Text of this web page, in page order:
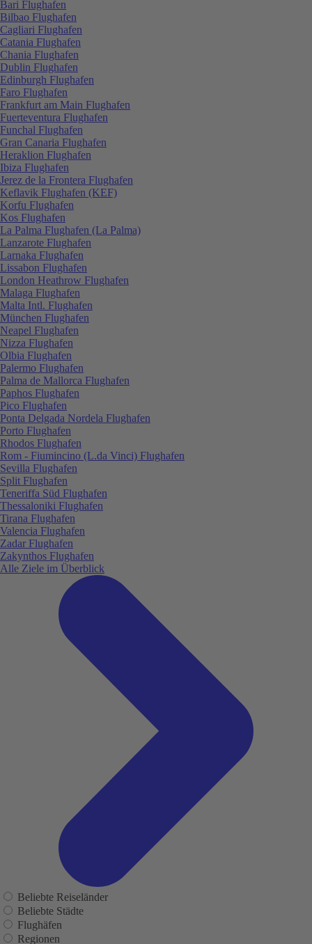
Bari Flughafen
Bilbao Flughafen
Cagliari Flughafen
Catania Flughafen
Chania Flughafen
Dublin Flughafen
Edinburgh Flughafen
Faro Flughafen
Frankfurt am Main Flughafen
Fuerteventura Flughafen
Funchal Flughafen
Gran Canaria Flughafen
Heraklion Flughafen
Ibiza Flughafen
Jerez de la Frontera Flughafen
Keflavik Flughafen (KEF)
Korfu Flughafen
Kos Flughafen
La Palma Flughafen (La Palma)
Lanzarote Flughafen
Larnaka Flughafen
Lissabon Flughafen
London Heathrow Flughafen
Malaga Flughafen
Malta Intl. Flughafen
München Flughafen
Neapel Flughafen
Nizza Flughafen
Olbia Flughafen
Palermo Flughafen
Palma de Mallorca Flughafen
Paphos Flughafen
Pico Flughafen
Ponta Delgada Nordela Flughafen
Porto Flughafen
Rhodos Flughafen
Rom - Fiumincino (L.da Vinci) Flughafen
Sevilla Flughafen
Split Flughafen
Teneriffa Süd Flughafen
Thessaloniki Flughafen
Tirana Flughafen
Valencia Flughafen
Zadar Flughafen
Zakynthos Flughafen
Alle Ziele im Überblick
Beliebte Reiseländer
Beliebte Städte
Flughäfen
Regionen